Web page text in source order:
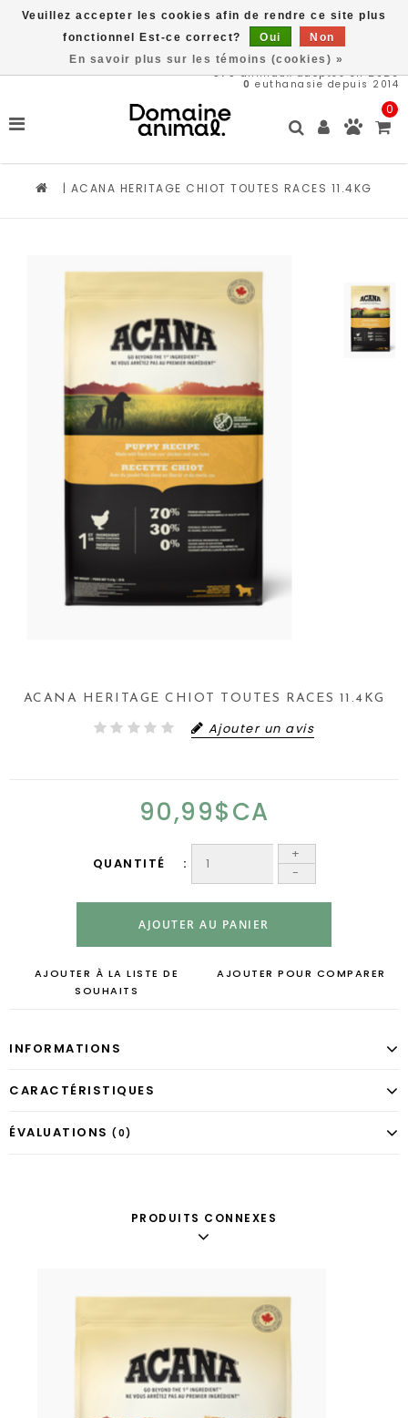
570animaux adoptés en 2026
0 euthanasie depuis 2014
0
| ACANA HERITAGE CHIOT TOUTES RACES 11.4KG
ACANA HERITAGE CHIOT TOUTES RACES 11.4KG
Ajouter un avis
90,99$CA
QUANTITÉ
+
-
AJOUTER AU PANIER
AJOUTER À LA LISTE DE
SOUHAITS
AJOUTER POUR COMPARER
INFORMATIONS
CARACTÉRISTIQUES
ÉVALUATIONS (0)
PRODUITS CONNEXES
Veuillez accepter les cookies afin de rendre ce site plus
fonctionnel Est-ce correct?
Oui
Non
En savoir plus sur les témoins (cookies) »
Livraison gratuite à partir de 89$*